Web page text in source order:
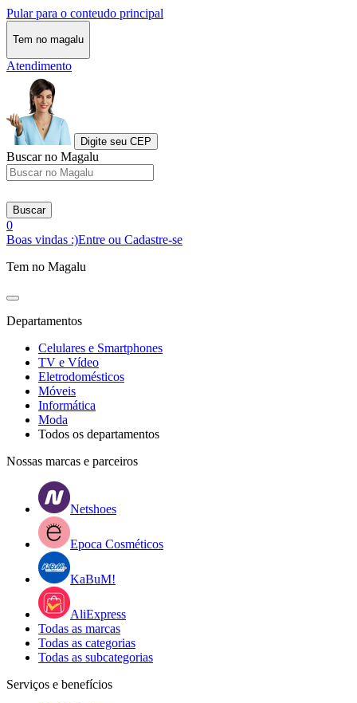
Pular para o conteudo principal
Tem no magalu
Atendimento
Digite seu CEP
Buscar no Magalu
Buscar
0
Boas vindas :)Entre ou Cadastre-se
Tem no Magalu
Departamentos
Celulares e Smartphones
TV e Vídeo
Eletrodomésticos
Móveis
Informática
Moda
Todos os departamentos
Nossas marcas e parceiros
Netshoes
Epoca Cosméticos
KaBuM!
AliExpress
Todas as marcas
Todas as categorias
Todas as subcategorias
Serviços e benefícios